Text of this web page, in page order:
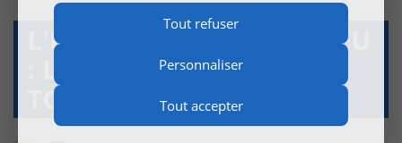
Tout refuser
Personnaliser
Tout accepter
L'ÉVANGILE DE MATTHIEU
: LECTURE SÉMIOTIQUE
TOME 1